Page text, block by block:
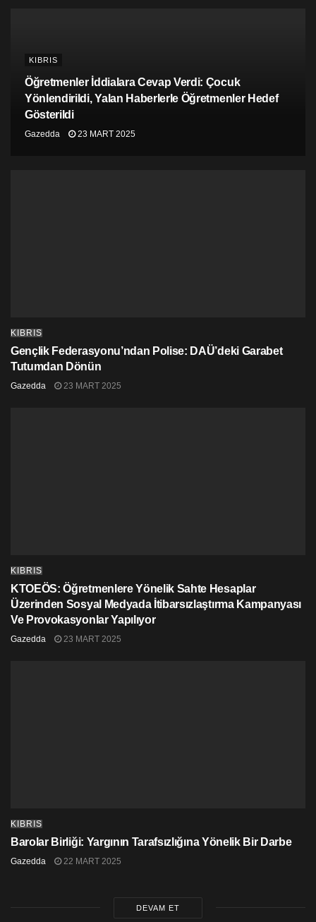
KIBRIS
Öğretmenler İddialara Cevap Verdi: Çocuk
Yönlendirildi, Yalan Haberlerle Öğretmenler Hedef
Gösterildi
Gazedda 23 MART 2025
KIBRIS
Gençlik Federasyonu’ndan Polise: DAÜ’deki Garabet
Tutumdan Dönün
Gazedda 23 MART 2025
KIBRIS
KTOEÖS: Öğretmenlere Yönelik Sahte Hesaplar
Üzerinden Sosyal Medyada İtibarsızlaştırma Kampanyası
Ve Provokasyonlar Yapılıyor
Gazedda 23 MART 2025
KIBRIS
Barolar Birliği: Yargının Tarafsızlığına Yönelik Bir Darbe
Gazedda 22 MART 2025
DEVAM ET